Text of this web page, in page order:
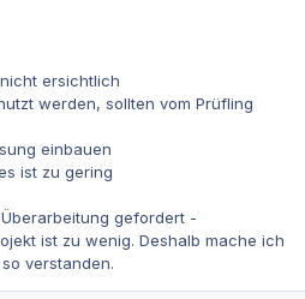
ersichtlich
werden, sollten vom Prüfling
einbauen
ist zu gering
gefordert -
ist zu wenig. Deshalb mache ich
verstanden.